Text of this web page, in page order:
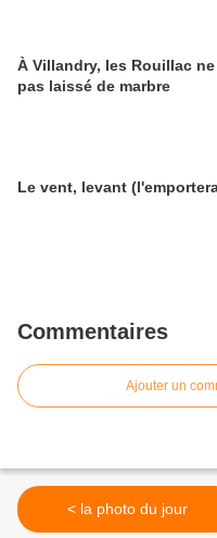
À Villandry, les Rouillac
pas laissé de marbre
Le vent, levant
Commentaires
Ajouter un
< la photo du jour